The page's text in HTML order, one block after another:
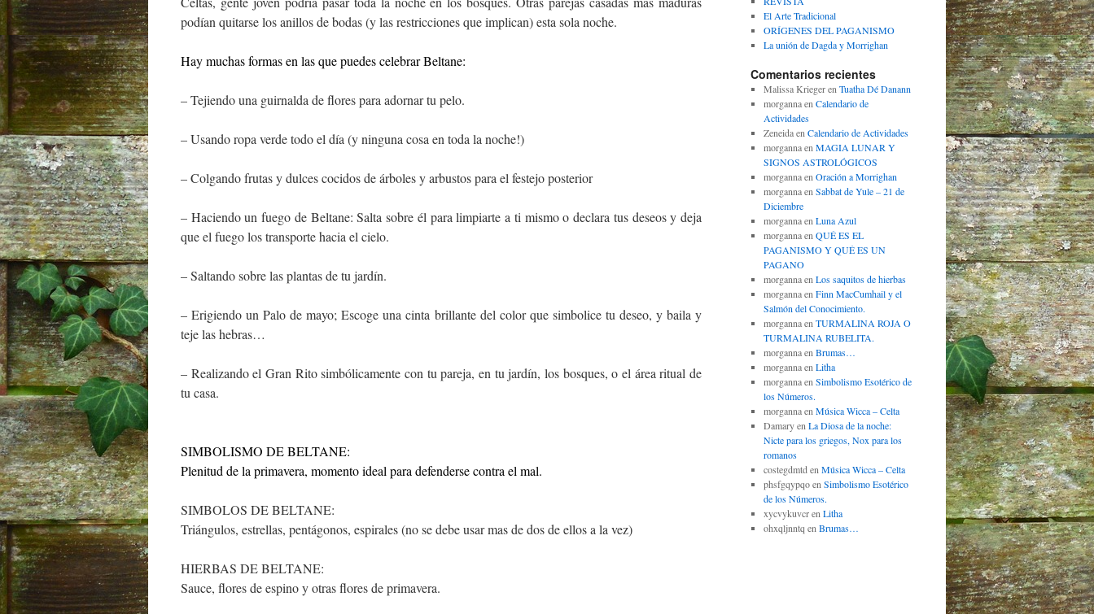
podían quitarse los anillos de bodas (y las restricciones que implican) esta sola noche.
Hay muchas formas en las que puedes celebrar Beltane:
– Tejiendo una guirnalda de flores para adornar tu pelo.
– Usando ropa verde todo el día (y ninguna cosa en toda la noche!)
– Colgando frutas y dulces cocidos de árboles y arbustos para el festejo posterior
– Haciendo un fuego de Beltane: Salta sobre él para limpiarte a ti mismo o declara tus deseos y deja
que el fuego los transporte hacia el cielo.
– Saltando sobre las plantas de tu jardín.
– Erigiendo un Palo de mayo; Escoge una cinta brillante del color que simbolice tu deseo, y baila y
teje las hebras…
– Realizando el Gran Rito simbólicamente con tu pareja, en tu jardín, los bosques, o el área ritual de
tu casa.
SIMBOLISMO DE BELTANE:
Plenitud de la primavera, momento ideal para defenderse contra el mal.
SIMBOLOS DE BELTANE:
Triángulos, estrellas, pentágonos, espirales (no se debe usar mas de dos de ellos a la vez)
HIERBAS DE BELTANE:
Sauce, flores de espino y otras flores de primavera.
El Arte Tradicional
ORÍGENES DEL PAGANISMO
La unión de Dagda y Morrighan
Comentarios recientes
Malissa Kriegeren Tuatha Dé Danann
morgannaen Calendario de
Actividades
Zeneidaen Calendario de Actividades
morgannaen MAGIA LUNAR Y
SIGNOS ASTROLÓGICOS
morgannaen Oración a Morrighan
morgannaen Sabbat de Yule – 21 de
Diciembre
morgannaen Luna Azul
morgannaen QUÉ ES EL
PAGANISMO Y QUÉ ES UN
PAGANO
morgannaen Los saquitos de hierbas
morgannaen Finn MacCumhail y el
Salmón del Conocimiento.
morgannaen TURMALINA ROJA O
TURMALINA RUBELITA.
morgannaen Brumas…
morgannaen Litha
morgannaen Simbolismo Esotérico de
los Números.
morgannaen Música Wicca – Celta
Damaryen La Diosa de la noche:
Nicte para los griegos, Nox para los
romanos
costegdmtd en Música Wicca – Celta
phsfgqypqoen Simbolismo Esotérico
de los Números.
xycvykuvcren Litha
ohxqljnntq en Brumas…